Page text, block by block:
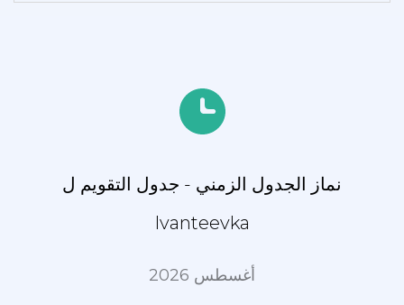
نماز الجدول الزمني - جدول التقويم ل
Ivanteevka
أغسطس 2026